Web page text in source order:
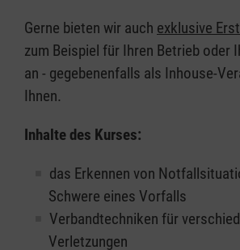
Gerne bieten wir auch exklusive
zum Beispiel für Ihren Betrieb oder
an - gegebenenfalls als Inhouse-
Ihnen.
Inhalte des Kurses:
das Erkennen von
Schwere eines Vorfalls
Verbandtechniken für
Verletzungen